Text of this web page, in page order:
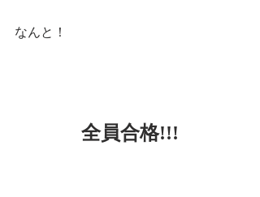
なんと！
全員合格!!!